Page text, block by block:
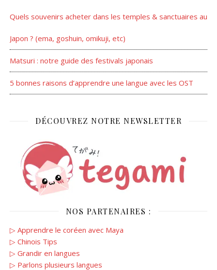
Quels souvenirs acheter dans les temples & sanctuaires au
Japon ? (ema, goshuin, omikuji, etc)
Matsuri : notre guide des festivals japonais
5 bonnes raisons d’apprendre une langue avec les OST
DÉCOUVREZ NOTRE NEWSLETTER
NOS PARTENAIRES :
▷ Apprendre le coréen avec Maya
▷ Chinois Tips
▷ Grandir en langues
▷ Parlons plusieurs langues